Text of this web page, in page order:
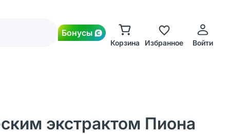
Бонусы
Корзина Избранное Войти
экстрактом Пиона